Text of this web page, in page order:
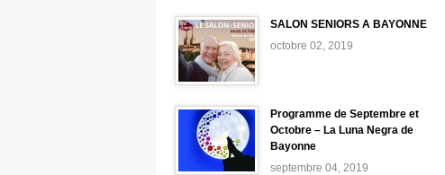
SALON SENIORS A BAYONNE
octobre 02, 2019
Programme de Septembre et
Octobre – La Luna Negra de
Bayonne
septembre 04, 2019